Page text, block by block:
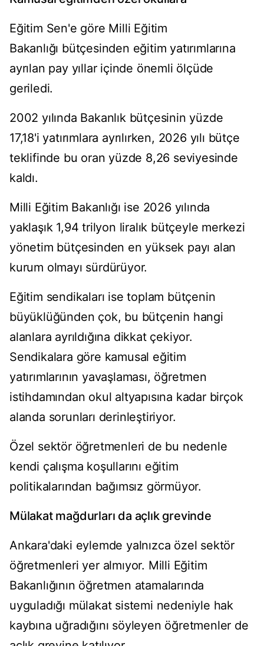
Eğitim Sen'e göre Milli Eğitim
Bakanlığı bütçesinden eğitim yatırımlarına
ayrılan pay yıllar içinde önemli ölçüde
geriledi.
2002 yılında Bakanlık bütçesinin yüzde
17,18'i yatırımlara ayrılırken, 2026 yılı bütçe
teklifinde bu oran yüzde 8,26 seviyesinde
kaldı.
Milli Eğitim Bakanlığı ise 2026 yılında
yaklaşık 1,94 trilyon liralık bütçeyle merkezi
yönetim bütçesinden en yüksek payı alan
kurum olmayı sürdürüyor.
Eğitim sendikaları ise toplam bütçenin
büyüklüğünden çok, bu bütçenin hangi
alanlara ayrıldığına dikkat çekiyor.
Sendikalara göre kamusal eğitim
yatırımlarının yavaşlaması, öğretmen
istihdamından okul altyapısına kadar birçok
alanda sorunları derinleştiriyor.
Özel sektör öğretmenleri de bu nedenle
kendi çalışma koşullarını eğitim
politikalarından bağımsız görmüyor.
Mülakat mağdurları da açlık grevinde
Ankara'daki eylemde yalnızca özel sektör
öğretmenleri yer almıyor. Milli Eğitim
Bakanlığının öğretmen atamalarında
uyguladığı mülakat sistemi nedeniyle hak
kaybına uğradığını söyleyen öğretmenler de